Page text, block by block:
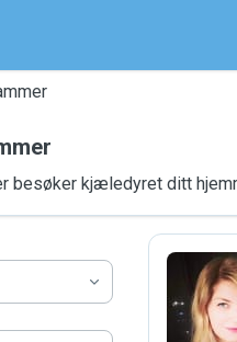
besøker kjæledyret ditt